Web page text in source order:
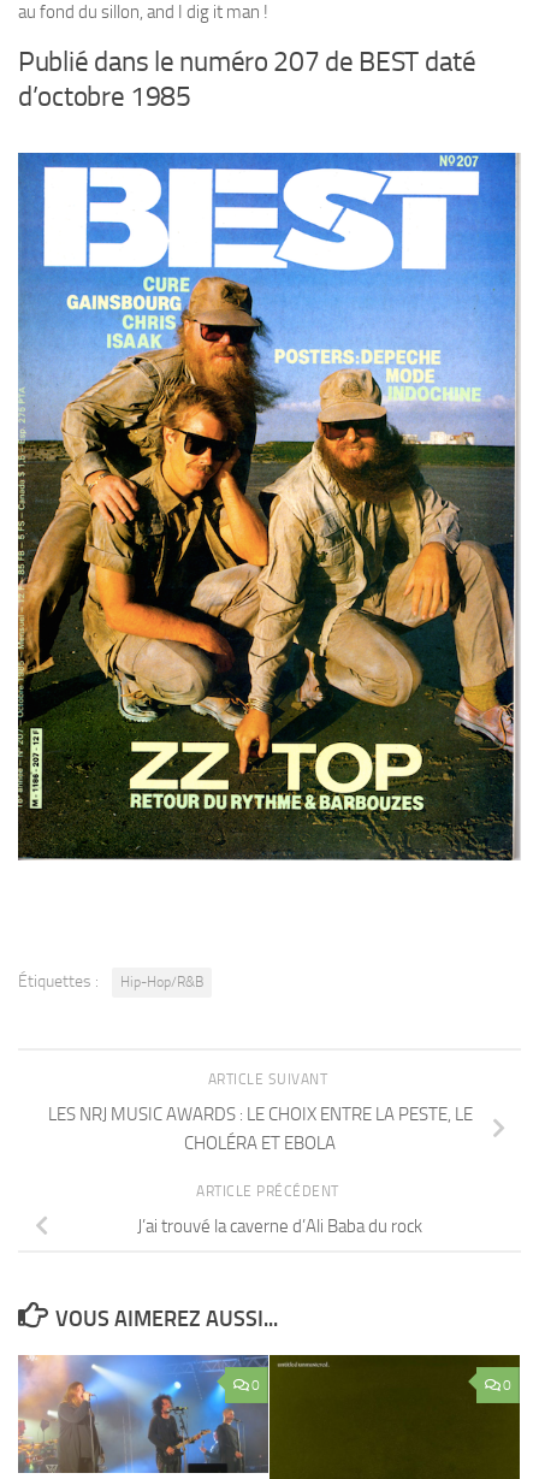
au fond du sillon, and I dig it man !
Publié dans le numéro 207 de BEST daté
d’octobre 1985
Étiquettes : Hip-Hop/R&B
ARTICLE SUIVANT
LES NRJ MUSIC AWARDS : LE CHOIX ENTRE LA PESTE, LE
CHOLÉRA ET EBOLA
ARTICLE PRÉCÉDENT
J’ai trouvé la caverne d’Ali Baba du rock
VOUS AIMEREZ AUSSI...
0 0